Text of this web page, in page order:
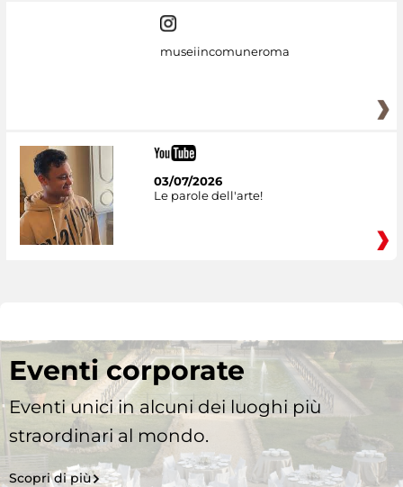
museiincomuneroma
03/07/2026
Le parole dell'arte!
Eventi corporate
Eventi unici in alcuni dei luoghi più
straordinari al mondo.
Scopri di più